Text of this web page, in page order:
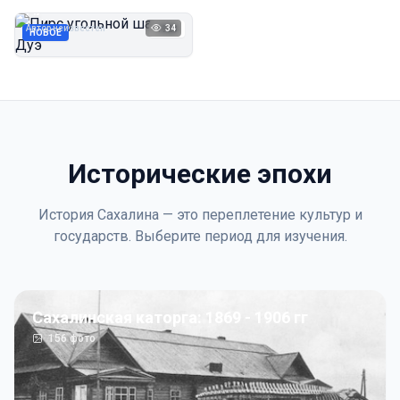
НОВОЕ 1923
Автор неизвестен 34
Исторические эпохи
История Сахалина — это переплетение культур и
государств. Выберите период для изучения.
Сахалинская каторга: 1869 - 1906 гг
156фото